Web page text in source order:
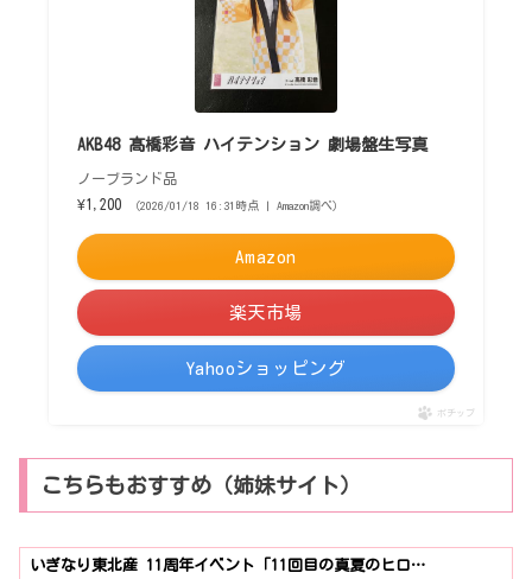
AKB48 髙橋彩音 ハイテンション 劇場盤生写真
ノーブランド品
¥1,200
（2026/01/18 16:31時点 | Amazon調べ）
Amazon
楽天市場
Yahooショッピング
ポチップ
こちらもおすすめ（姉妹サイト）
いぎなり東北産 11周年イベント「11回目の真夏のヒロ…